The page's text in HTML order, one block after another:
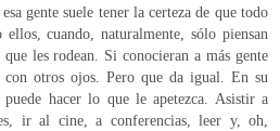
gente suele tener la certeza de que todo
cuando, naturalmente, sólo piensan
les rodean. Si conocieran a más gente
otros ojos. Pero que da igual. En su
hacer lo que le apetezca. Asistir a
ir al cine, a conferencias, leer y, oh,